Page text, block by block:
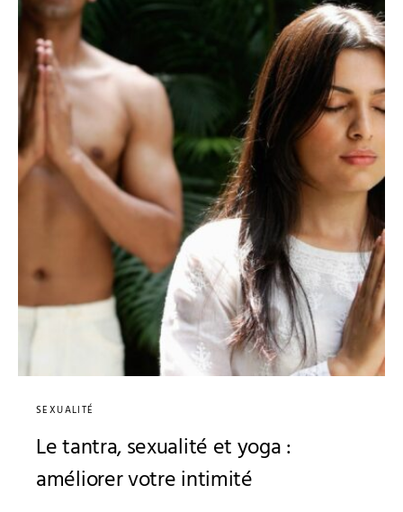
SEXUALITÉ
Le tantra, sexualité et yoga :
améliorer votre intimité